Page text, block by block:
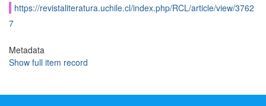
https://revistaliteratura.uchile.cl/index.php/RCL/article/view/3762
7
Metadata
Show full item record